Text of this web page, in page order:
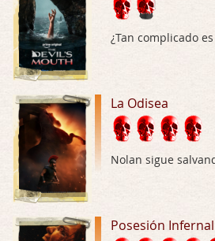
Por: Luar
Hungry
Por: Croc
Las 10 películas gore de Almas
Por: JORDI CRUYFF
Possession
Por: Chupasangre
¿Tan complicado
La Odisea
Nolan sigue
Posesión